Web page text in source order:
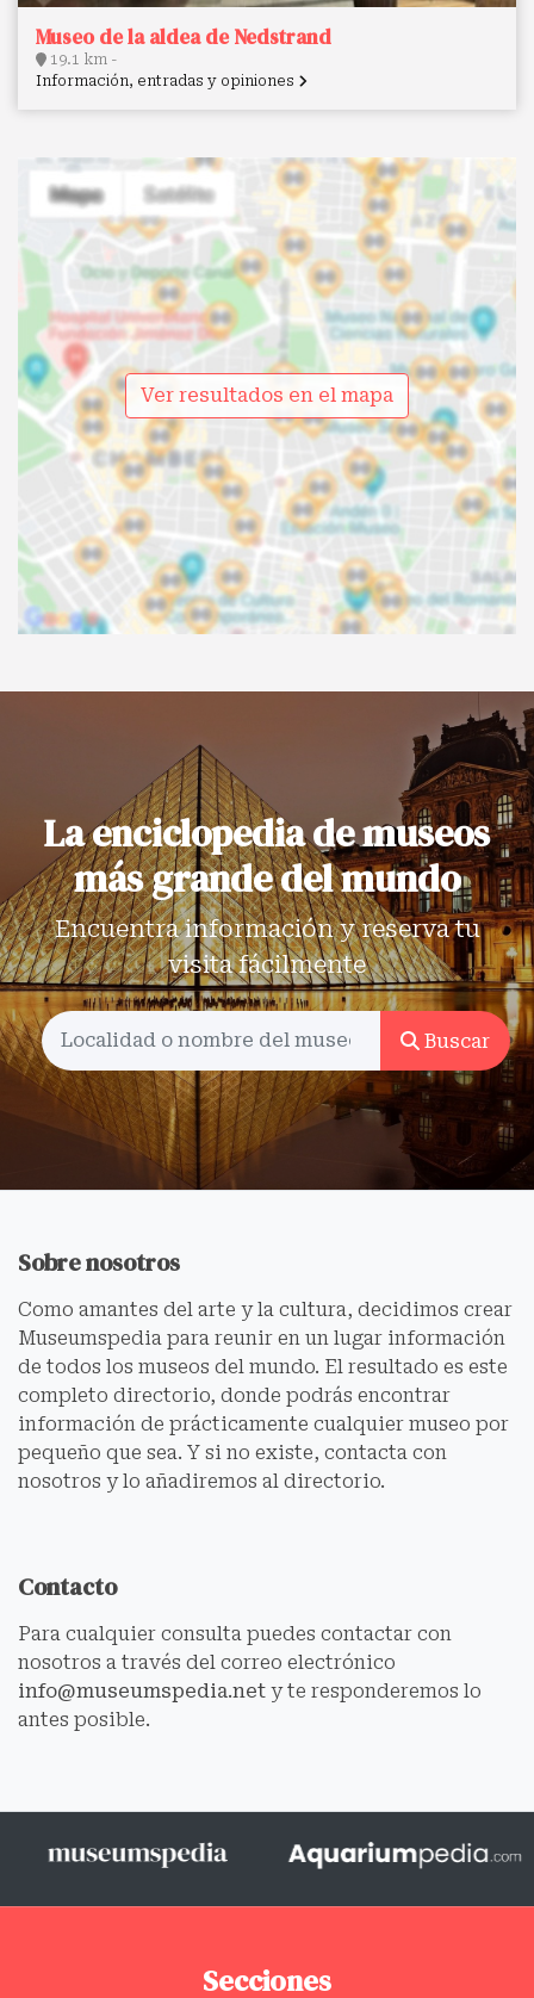
Museo de la aldea de Nedstrand
19.1 km -
Información, entradas y opiniones
Ver resultados en el mapa
La enciclopedia de museos
más grande del mundo
Encuentra información y reserva tu
visita fácilmente
Buscar
Sobre nosotros
Como amantes del arte y la cultura, decidimos crear
Museumspedia para reunir en un lugar información
de todos los museos del mundo. El resultado es este
completo directorio, donde podrás encontrar
información de prácticamente cualquier museo por
pequeño que sea. Y si no existe, contacta con
nosotros y lo añadiremos al directorio.
Contacto
Para cualquier consulta puedes contactar con
nosotros a través del correo electrónico
info@museumspedia.net y te responderemos lo
antes posible.
Secciones